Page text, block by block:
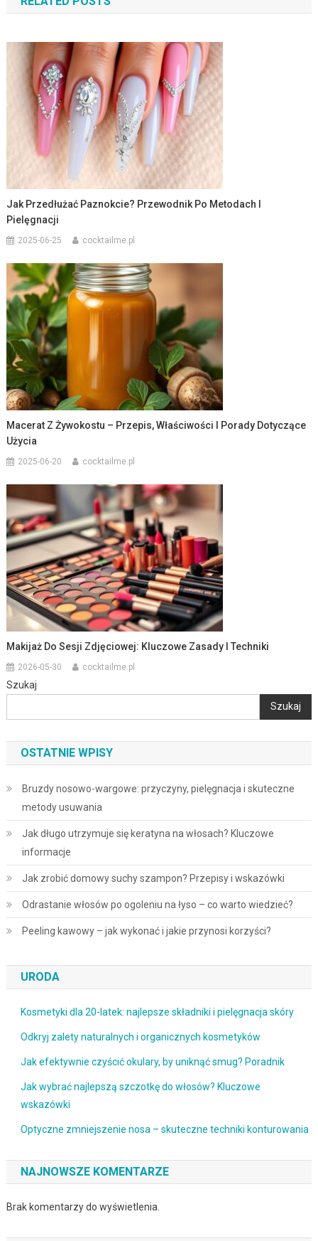
Jak Przedłużać Paznokcie? Przewodnik Po Metodach I
Pielęgnacji
2025-06-25 cocktailme.pl
Macerat Z Żywokostu – Przepis, Właściwości I Porady Dotyczące
Użycia
2025-06-20 cocktailme.pl
Makijaż Do Sesji Zdjęciowej: Kluczowe Zasady I Techniki
2026-05-30 cocktailme.pl
Szukaj
Szukaj
OSTATNIE WPISY
Bruzdy nosowo-wargowe: przyczyny, pielęgnacja i skuteczne
metody usuwania
Jak długo utrzymuje się keratyna na włosach? Kluczowe
informacje
Jak zrobić domowy suchy szampon? Przepisy i wskazówki
Odrastanie włosów po ogoleniu na łyso – co warto wiedzieć?
Peeling kawowy – jak wykonać i jakie przynosi korzyści?
URODA
Kosmetyki dla 20-latek: najlepsze składniki i pielęgnacja skóry
Odkryj zalety naturalnych i organicznych kosmetyków
Jak efektywnie czyścić okulary, by uniknąć smug? Poradnik
Jak wybrać najlepszą szczotkę do włosów? Kluczowe
wskazówki
Optyczne zmniejszenie nosa – skuteczne techniki konturowania
NAJNOWSZE KOMENTARZE
Brak komentarzy do wyświetlenia.